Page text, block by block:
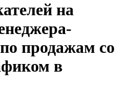
на
продажам со
в